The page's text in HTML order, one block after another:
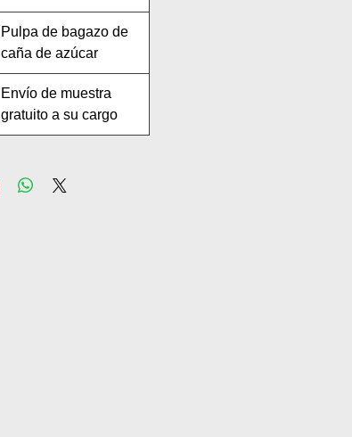
Pulpa de bagazo de
caña de azúcar
Envío de muestra
gratuito a su cargo